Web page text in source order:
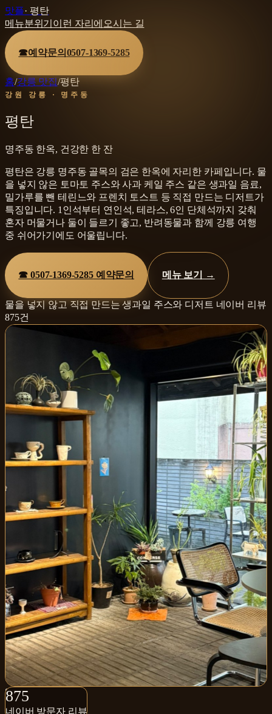
맛플· 평탄
메뉴분위기 이런 자리에 오시는 길
☎예약문의 0507-1369-5285
홈/강릉 맛집/평탄
강원 강릉 · 명주동
평탄
명주동 한옥, 건강한 한 잔
평탄은 강릉 명주동 골목의 검은 한옥에 자리한 카페입니다. 물
을 넣지 않은 토마토 주스와 사과 케일 주스 같은 생과일 음료,
밀가루를 뺀 테린느와 프렌치 토스트 등 직접 만드는 디저트가
특징입니다. 1인석부터 연인석, 테라스, 6인 단체석까지 갖춰
혼자 머물거나 둘이 들르기 좋고, 반려동물과 함께 강릉 여행
중 쉬어가기에도 어울립니다.
☎0507-1369-5285예약문의 메뉴 보기 →
물을 넣지 않고 직접 만드는 생과일 주스와 디저트 네이버 리뷰
875건
875
네이버 방문자 리뷰
875+
네이버 방문자 리뷰